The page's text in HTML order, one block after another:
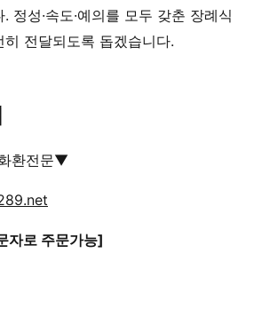
정성·속도·예의를 모두 갖춘 장례식
전달되도록 돕겠습니다.
환전문▼
자로 주문가능]